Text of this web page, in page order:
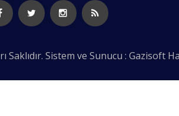
Saklıdır. Sistem ve Sunucu : Gazisoft